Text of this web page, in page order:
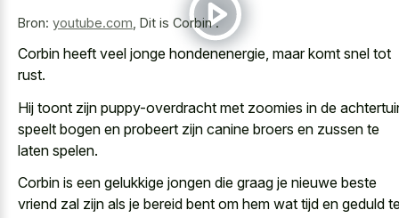
Bron: youtube.com Dit is Corbin .
Corbin heeft veel jonge hondenenergie, maar komt snel tot
rust.
Hij toont zijn puppy-overdracht met zoomies in de
speelt bogen en probeert zijn canine broers en zussen te
laten spelen.
Corbin is een gelukkige jongen die graag je nieuwe beste
vriend zal zijn als je bereid bent om hem wat tijd en geduld